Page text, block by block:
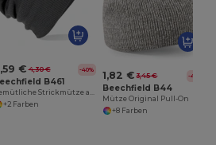
€ 4,30 € -40%
B461
Gemütliche Strickmütze aus Weichem Acryl
+2 Farben
1,82 € 3,45 € -47%
Beechfield B44
Mütze Original Pull-On
+8 Farben